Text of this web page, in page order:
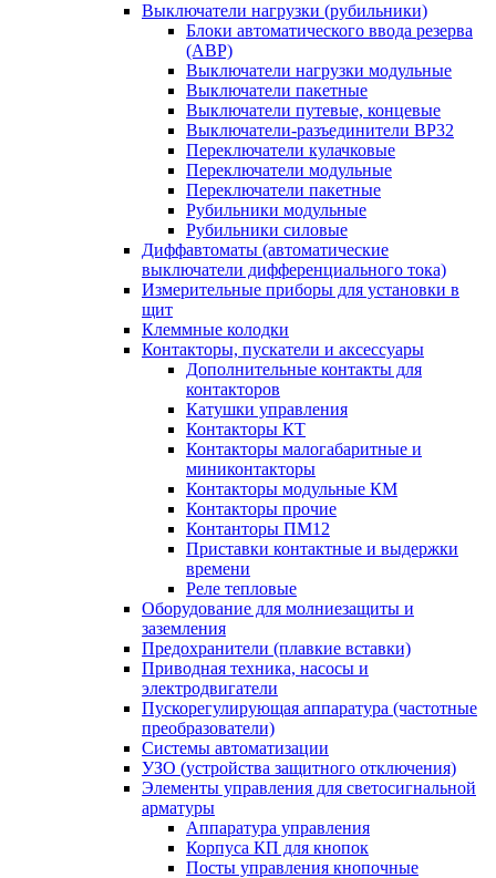
Выключатели нагрузки (рубильники)
Блоки автоматического ввода резерва
(АВР)
Выключатели нагрузки модульные
Выключатели пакетные
Выключатели путевые, концевые
Выключатели-разъединители ВР32
Переключатели кулачковые
Переключатели модульные
Переключатели пакетные
Рубильники модульные
Рубильники силовые
Диффавтоматы (автоматические
выключатели дифференциального тока)
Измерительные приборы для установки в
щит
Клеммные колодки
Контакторы, пускатели и аксессуары
Дополнительные контакты для
контакторов
Катушки управления
Контакторы КТ
Контакторы малогабаритные и
миниконтакторы
Контакторы модульные КМ
Контакторы прочие
Контанторы ПМ12
Приставки контактные и выдержки
времени
Реле тепловые
Оборудование для молниезащиты и
заземления
Предохранители (плавкие вставки)
Приводная техника, насосы и
электродвигатели
Пускорегулирующая аппаратура (частотные
преобразователи)
Системы автоматизации
УЗО (устройства защитного отключения)
Элементы управления для светосигнальной
арматуры
Аппаратура управления
Корпуса КП для кнопок
Посты управления кнопочные